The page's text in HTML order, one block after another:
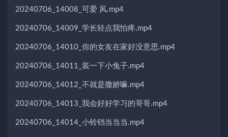
20240706_14008_可爱 风.mp4
20240706_14009_学长轻点我怕疼.mp4
20240706_14010_你的女友在家好没意思.mp4
20240706_14011_装一下小兔子.mp4
20240706_14012_不就是撒娇嘛.mp4
20240706_14013_我会好好学习的哥哥.mp4
20240706_14014_小铃铛当当当.mp4